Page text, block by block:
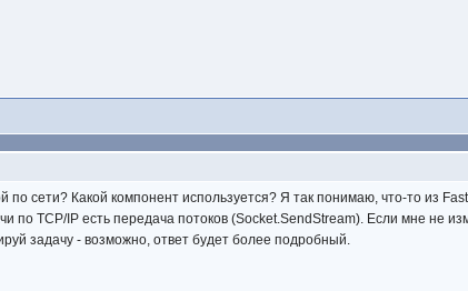
по сети? Какой компонент используется? Я так понимаю, что-то из
по TCP/IP есть передача потоков (Socket.SendStream). Если мне не
задачу - возможно, ответ будет более подробный.